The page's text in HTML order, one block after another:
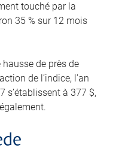
touché par la
35 % sur 12 mois
de près de
de l’indice, l’an
s’établissent à 377 $,